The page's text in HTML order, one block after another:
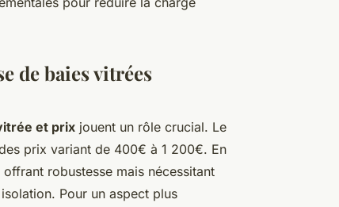
de baies vitrées
et prix jouent un rôle crucial. Le
prix variant de 400€ à 1 200€. En
robustesse mais nécessitant
Pour un aspect plus